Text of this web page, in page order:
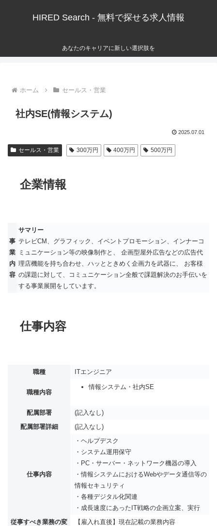
HIRED Search - 無料で探せる求人情報
あなたのキャリアに新しい選択肢を
ホーム セールス・営業
社内SE(情報システム)
2025.07.01
セールス・営業 300万円 400万円 500万円
企業情報
事
業
内
容
サマリー
テレビCM、グラフィック、イベントプロモーション、インナーコ
ミュニケーション等の映像制作と、 企画型屋外広告などの広告代
理店機能を持ち合わせ、ハッとときめく企画力を武器に、 お客様
の課題に対して、コミュニケーション全般で課題解決のお手伝いを
する事業展開をしています。
仕事内容
職種 ITエンジニア
職種内容
情報システム・社内SE
配属部署
(記入なし)
配属部署詳細
(記入なし)
仕事内容
・ヘルプデスク
・システム運用保守
・PC・サーバー・ネットワーク機器の導入
・情報システムにおけるWebやデータ通信等の
情報セキュリティ
・各種デジタル化関連
・成長速度にあったIT戦略の企画立案、実行
従事すべき業務の変
【雇入れ直後】現在記載の業務内容